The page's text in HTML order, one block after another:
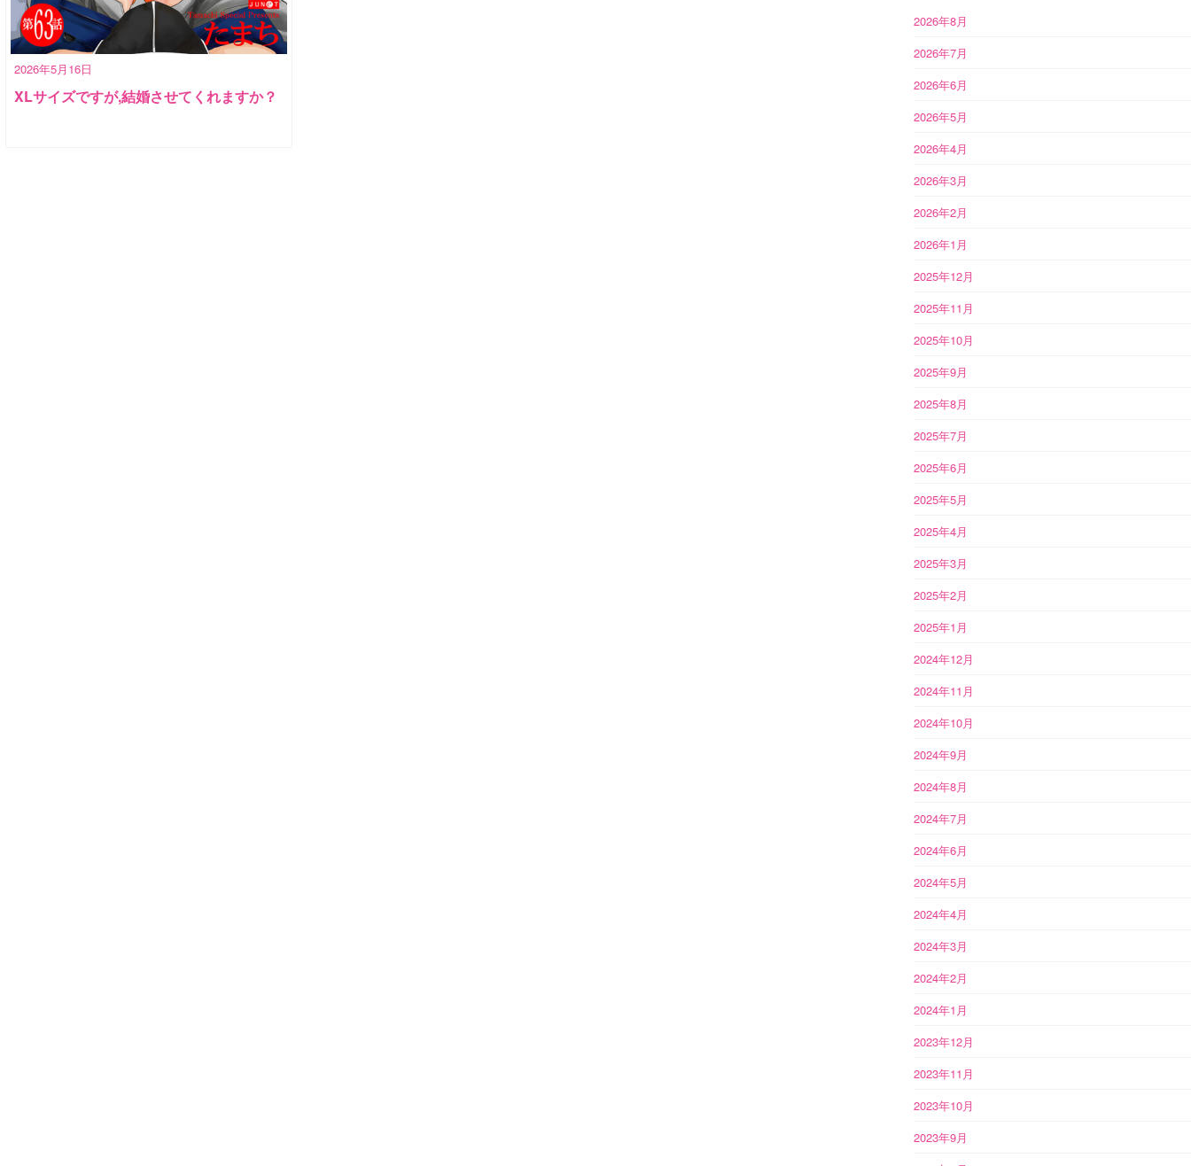
2026年5月16日
XLサイズですが,結婚させてくれますか？
2026年8月
2026年7月
2026年6月
2026年5月
2026年4月
2026年3月
2026年2月
2026年1月
2025年12月
2025年11月
2025年10月
2025年9月
2025年8月
2025年7月
2025年6月
2025年5月
2025年4月
2025年3月
2025年2月
2025年1月
2024年12月
2024年11月
2024年10月
2024年9月
2024年8月
2024年7月
2024年6月
2024年5月
2024年4月
2024年3月
2024年2月
2024年1月
2023年12月
2023年11月
2023年10月
2023年9月